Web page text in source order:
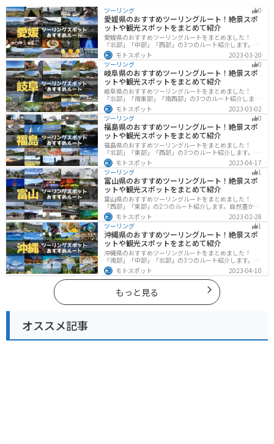
ツーリング 0
愛媛県のおすすめツーリングルート！絶景スポ
ットや観光スポットをまとめて紹介
愛媛県のおすすめツーリングルートをまとめました！
「北部」「中部」「西部」の3つのルート紹介します。山
や海といった自然だけでなく、気軽に渡れる島もあり
様々な楽しみ方ができます。バイクで愛媛県にツーリン
グに行く際は参考にしてください。
モトスポット
2023-03-20
ツーリング
0
岐阜県のおすすめツーリングルート！絶景スポ
ットや観光スポットをまとめて紹介
岐阜県のおすすめツーリングルートをまとめました！
「北部」「南東部」「南西部」の3つのルート紹介しま
す。自然豊かな山が充実しており、山を生かした施設や
グルメ、絶景スポットなど、自然を満喫するツーリング
ができます。バイクで岐阜県にツーリングに行く際は参
考にしてください。
モトスポット
2023-03-02
ツーリング
0
福島県のおすすめツーリングルート！絶景スポ
ットや観光スポットをまとめて紹介
福島県のおすすめツーリングルートをまとめました！
「北部」「東部」「西部」の3つのルート紹介します。内
陸部には山々が連なり、海岸線は太平洋に面してるので
観光スポットが多数あります。バイクで福島県にツーリ
ングに行く際は参考にしてください。
モトスポット
2023-04-17
ツーリング
1
富山県のおすすめツーリングルート！絶景スポ
ットや観光スポットをまとめて紹介
富山県のおすすめツーリングルートをまとめました！
「西部」「東部」の2つのルート紹介します。自然豊かな
山と海、温泉が充実しており、美術館などもあるので、
自然を満喫するツーリングができます。バイクで富山県
にツーリングに行く際は参考にしてください。
モトスポット
2023-02-28
ツーリング
1
沖縄県のおすすめツーリングルート！絶景スポ
ットや観光スポットをまとめて紹介
沖縄県のおすすめツーリングルートをまとめました！
「南部」「中部」「北部」の3つのルート紹介します。美
しいビーチや歴史と文化に溢れたスポットが多数あり、
様々な楽しみ方ができます。バイクで沖縄県にツーリン
グに行く際は参考にしてください。
モトスポット 2023-04-10
もっと見る
オススメ記事